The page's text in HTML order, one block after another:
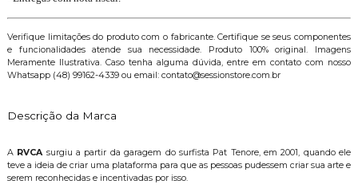
Verifique limitações do produto com o fabricante. Certifique se seus componentes
e funcionalidades atende sua necessidade. Produto 100% original. Imagens
Meramente Ilustrativa. Caso tenha alguma dúvida, entre em contato com nosso
Whatsapp (48) 99162-4339 ou email: contato@sessionstore.com.br
Descrição da Marca
A RVCAsurgiu a partir da garagem do surfista Pat Tenore, em 2001, quando ele
teve a ideia de criar uma plataforma para que as pessoas pudessem criar sua arte e
serem reconhecidas e incentivadas por isso.